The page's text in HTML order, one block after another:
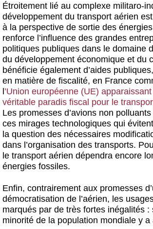
Étroitement lié au complexe militaro-
développement du transport aérien
à la perspective de sortie des
renforce l’influence des grandes
politiques publiques dans le domaine
du développement économique et du
bénéficie également d’aides
en matière de fiscalité, en France
l’Union européenne (UE)
véritable paradis fiscal pour le
Les promesses d’avions non
ces mirages technologiques qui
la question des nécessaires
dans l’organisation des transports.
le transport aérien dépendra encore
énergies fossiles.
Enfin, contrairement aux promesses
démocratisation de l’aérien, les
marqués par de très fortes inégalités :
minorité de la population mondiale y a